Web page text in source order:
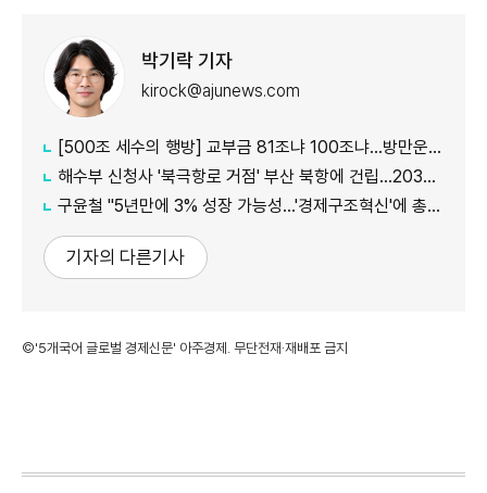
박기락 기자
kirock@ajunews.com
[500조 세수의 행방] 교부금 81조냐 100조냐…방만운용 논란 속 산정체계 도마에
해수부 신청사 '북극항로 거점' 부산 북항에 건립…2030년 완공
구윤철 "5년만에 3% 성장 가능성…'경제구조혁신'에 총력"
기자의 다른기사
©'5개국어 글로벌 경제신문' 아주경제. 무단전재·재배포 금지